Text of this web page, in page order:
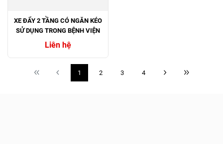
XE ĐẨY 2 TẦNG CÓ NGĂN KÉO
SỬ DỤNG TRONG BỆNH VIỆN
Liên hệ
1 2 3 4